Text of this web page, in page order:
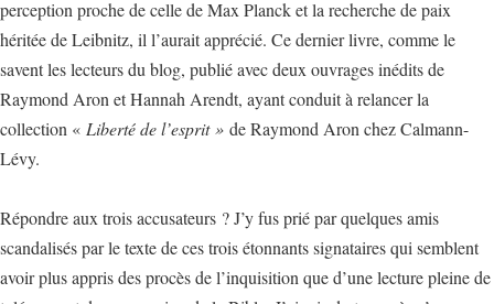
perception proche de celle de Max Planck et la recherche de paix
héritée de Leibnitz, il l’aurait apprécié. Ce dernier livre, comme le
savent les lecteurs du blog, publié avec deux ouvrages inédits de
Raymond Aron et Hannah Arendt, ayant conduit à relancer la
collection « Liberté de l’esprit » de Raymond Aron chez Calmann-
Lévy.
Répondre aux trois accusateurs ? J’y fus prié par quelques amis
scandalisés par le texte de ces trois étonnants signataires qui semblent
avoir plus appris des procès de l’inquisition que d’une lecture pleine de